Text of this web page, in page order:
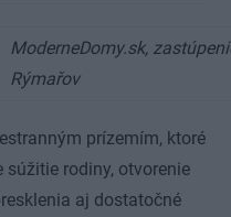
ModerneDomy.sk,
Rýmařov
prízemím, ktoré
rodiny, otvorenie
aj dostatočné